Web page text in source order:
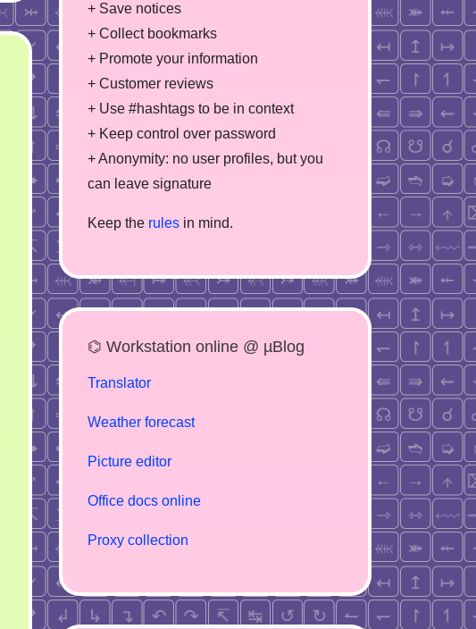
+ Save notices
+ Collect bookmarks
+ Promote your information
+ Customer reviews
+ Use #hashtags to be in context
+ Keep control over password
+ Anonymity: no user profiles, but you
can leave signature
Keep the rules in mind.
⌬ Workstation online @ µBlog
Translator
Weather forecast
Picture editor
Office docs online
Proxy collection